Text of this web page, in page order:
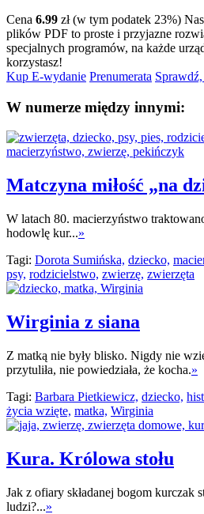
Cena 6.99 zł (w tym podatek 23%)
plików PDF to proste i przyjazne
specjalnych programów, na każde
korzystasz!
Kup E-wydanie Prenumerata
W numerze między innymi:
Matczyna miłość „na
W latach 80. macierzyństwo
hodowlę kur...»
Tagi: Dorota Sumińska, dziecko,
psy, rodzicielstwo, zwierzę, zwierzęta
Wirginia z siana
Z matką nie były blisko. Nigdy nie
przytuliła, nie powiedziała, że kocha.»
Tagi: Barbara Pietkiewicz, dziecko,
życia wzięte, matka, Wirginia
Kura. Królowa stołu
Jak z ofiary składanej bogom kurczak
ludzi?...»